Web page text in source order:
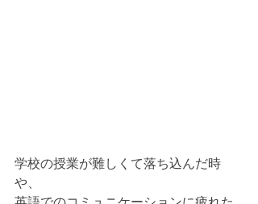
学校の授業が難しくて落ち込んだ時
や、